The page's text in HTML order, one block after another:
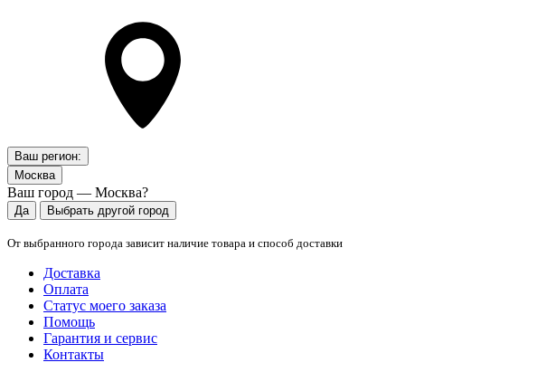
Ваш регион:
Москва
Ваш город — Москва?
Да Выбрать другой город
От выбранного города зависит наличие товара и способ доставки
Доставка
Оплата
Статус моего заказа
Помощь
Гарантия и сервис
Контакты